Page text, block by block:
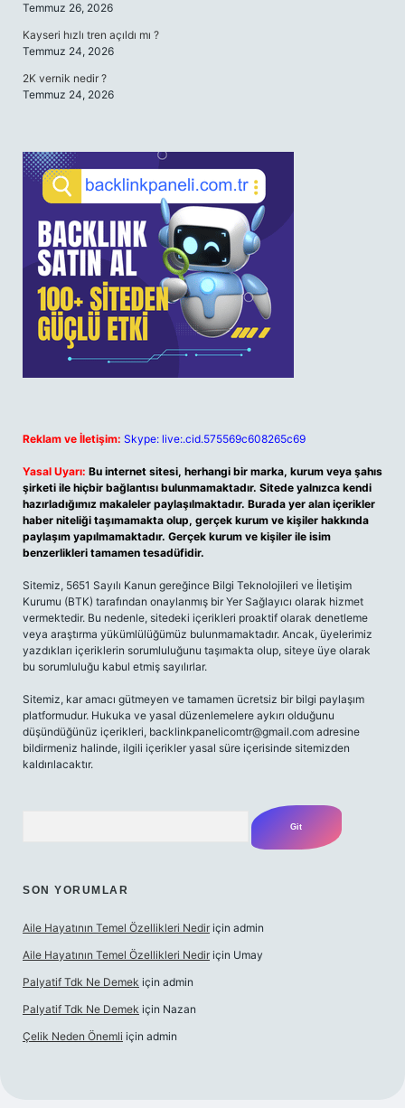
Temmuz 26, 2026
Kayseri hızlı tren açıldı mı ?
Temmuz 24, 2026
2K vernik nedir ?
Temmuz 24, 2026
Reklam ve İletişim: Skype: live:.cid.575569c608265c69
Yasal Uyarı: Bu internet sitesi, herhangi bir marka, kurum veya şahıs
şirketi ile hiçbir bağlantısı bulunmamaktadır. Sitede yalnızca kendi
hazırladığımız makaleler paylaşılmaktadır. Burada yer alan içerikler
haber niteliği taşımamakta olup, gerçek kurum ve kişiler hakkında
paylaşım yapılmamaktadır. Gerçek kurum ve kişiler ile isim
benzerlikleri tamamen tesadüfidir.
Sitemiz, 5651 Sayılı Kanun gereğince Bilgi Teknolojileri ve İletişim
Kurumu (BTK) tarafından onaylanmış bir Yer Sağlayıcı olarak hizmet
vermektedir. Bu nedenle, sitedeki içerikleri proaktif olarak denetleme
veya araştırma yükümlülüğümüz bulunmamaktadır. Ancak, üyelerimiz
yazdıkları içeriklerin sorumluluğunu taşımakta olup, siteye üye olarak
bu sorumluluğu kabul etmiş sayılırlar.
Sitemiz, kar amacı gütmeyen ve tamamen ücretsiz bir bilgi paylaşım
platformudur. Hukuka ve yasal düzenlemelere aykırı olduğunu
düşündüğünüz içerikleri, backlinkpanelicomtr@gmail.com adresine
bildirmeniz halinde, ilgili içerikler yasal süre içerisinde sitemizden
kaldırılacaktır.
SON YORUMLAR
Aile Hayatının Temel Özellikleri Nedir için admin
Aile Hayatının Temel Özellikleri Nedir için Umay
Palyatif Tdk Ne Demek için admin
Palyatif Tdk Ne Demek için Nazan
Çelik Neden Önemli için admin